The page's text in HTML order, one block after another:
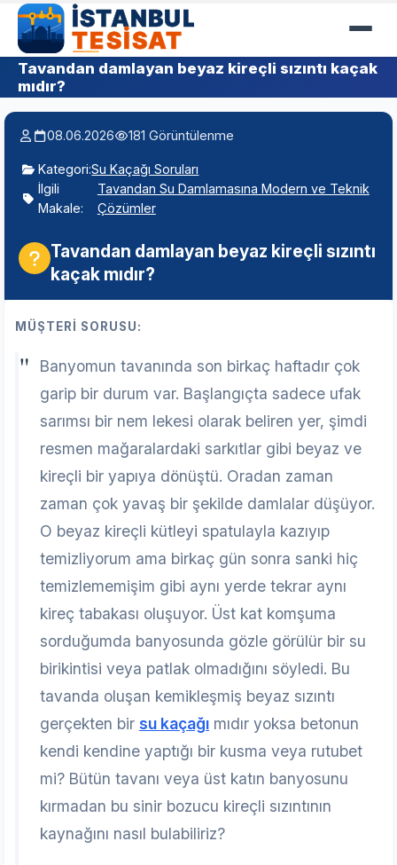
Tavandan damlayan beyaz kireçli sızıntı kaçak
mıdır?
08.06.2026 181 Görüntülenme
Kategori:Su Kaçağı Soruları
İlgili
Makale:
Tavandan Su Damlamasına Modern ve Teknik
Çözümler
Tavandan damlayan beyaz kireçli sızıntı
kaçak mıdır?
MÜŞTERİ SORUSU:
"
Banyomun tavanında son birkaç haftadır çok
garip bir durum var. Başlangıçta sadece ufak
sarımsı bir nem lekesi olarak beliren yer, şimdi
resmen mağaralardaki sarkıtlar gibi beyaz ve
kireçli bir yapıya dönüştü. Oradan zaman
zaman çok yavaş bir şekilde damlalar düşüyor.
O beyaz kireçli kütleyi spatulayla kazıyıp
temizliyorum ama birkaç gün sonra sanki hiç
temizlememişim gibi aynı yerde tekrar aynı
kireç tabakası oluşuyor. Üst kat komşuma
sorduğumda banyosunda gözle görülür bir su
birikintisi veya patlak olmadığını söyledi. Bu
tavanda oluşan kemikleşmiş beyaz sızıntı
gerçekten bir su kaçağı mıdır yoksa betonun
kendi kendine yaptığı bir kusma veya rutubet
mi? Bütün tavanı veya üst katın banyosunu
kırmadan bu sinir bozucu kireçli sızıntının
kaynağını nasıl bulabiliriz?